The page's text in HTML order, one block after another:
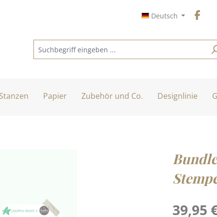
Deutsch
Stanzen Papier Zubehör und Co. Designlinie
Regulärer
39,95